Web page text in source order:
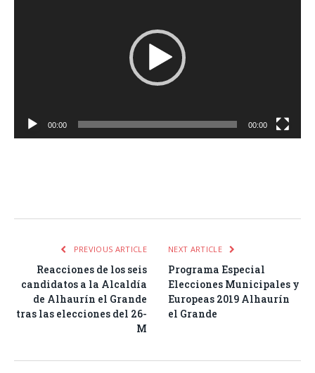
00:00 00:00
PREVIOUS ARTICLE
Reacciones de los seis
candidatos a la Alcaldía
de Alhaurín el Grande
tras las elecciones del 26-
M
NEXT ARTICLE
Programa Especial
Elecciones Municipales y
Europeas 2019 Alhaurín
el Grande